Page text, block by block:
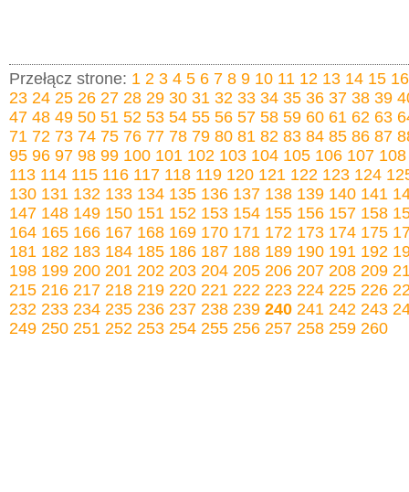
Przełącz strone: 1 2 3 4 5 6 7 8 9 10 11 12 13 14 15 16
23 24 25 26 27 28 29 30 31 32 33 34 35 36 37 38 39
47 48 49 50 51 52 53 54 55 56 57 58 59 60 61 62 63
71 72 73 74 75 76 77 78 79 80 81 82 83 84 85 86 87
95 96 97 98 99 100 101 102 103 104 105 106 107 108
113 114 115 116 117 118 119 120 121 122 123 124
130 131 132 133 134 135 136 137 138 139 140 141
147 148 149 150 151 152 153 154 155 156 157 158
164 165 166 167 168 169 170 171 172 173 174 175
181 182 183 184 185 186 187 188 189 190 191 192
198 199 200 201 202 203 204 205 206 207 208 209
215 216 217 218 219 220 221 222 223 224 225 226
232 233 234 235 236 237 238 239 240 241 242 243
249 250 251 252 253 254 255 256 257 258 259 260